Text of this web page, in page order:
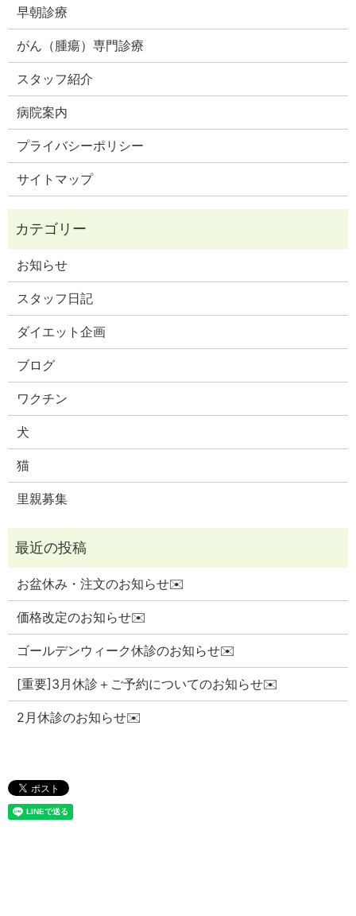
早朝診療
がん（腫瘍）専門診療
スタッフ紹介
病院案内
プライバシーポリシー
サイトマップ
お知らせ
スタッフ日記
ダイエット企画
ブログ
ワクチン
犬
猫
里親募集
お盆休み・注文のお知らせ✉️
価格改定のお知らせ✉️
ゴールデンウィーク休診のお知らせ✉️
[重要]3月休診＋ご予約についてのお知らせ✉️
2月休診のお知らせ✉️